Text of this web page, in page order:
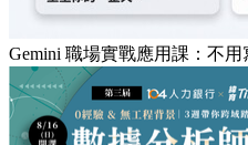
Gemini 職場實戰應用課：不